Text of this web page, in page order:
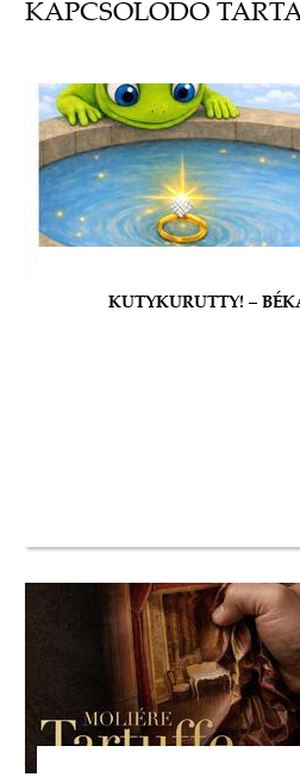
KAPCSOLÓDÓ
KUTYKURUTTY! –